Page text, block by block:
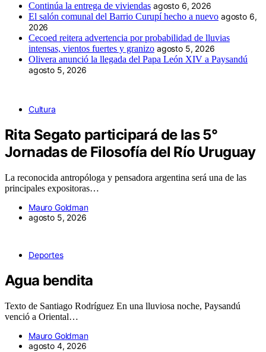
Continúa la entrega de viviendas agosto 6, 2026
El salón comunal del Barrio Curupí hecho a nuevo agosto 6,
2026
Cecoed reitera advertencia por probabilidad de lluvias
intensas, vientos fuertes y granizo agosto 5, 2026
Olivera anunció la llegada del Papa León XIV a Paysandú
agosto 5, 2026
Cultura
Rita Segato participará de las 5°
Jornadas de Filosofía del Río Uruguay
La reconocida antropóloga y pensadora argentina será una de las
principales expositoras…
Mauro Goldman
agosto 5, 2026
Deportes
Agua bendita
Texto de Santiago Rodríguez En una lluviosa noche, Paysandú
venció a Oriental…
Mauro Goldman
agosto 4, 2026